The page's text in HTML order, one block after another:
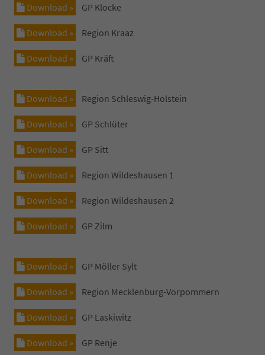
Download » GP Klocke
Download » Region Kraaz
Download » GP Kräft
Download » Region Schleswig-Holstein
Download » GP Schlüter
Download » GP Sitt
Download » Region Wildeshausen 1
Download » Region Wildeshausen 2
Download » GP Zilm
Download » GP Möller Sylt
Download » Region Mecklenburg-Vorpommern
Download » GP Laskiwitz
Download » GP Renje